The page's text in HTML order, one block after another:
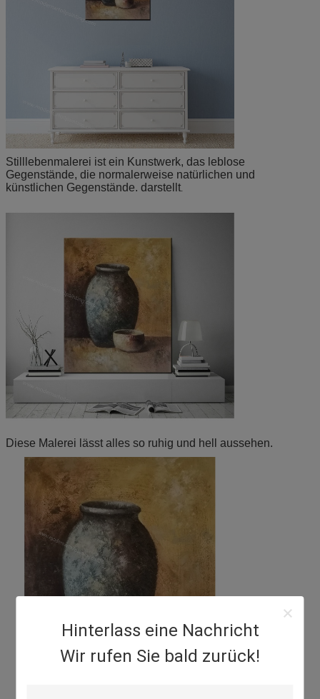
Hinterlass eine Nachricht
Wir rufen Sie bald zurück!
Stilllebenmalerei ist ein Kunstwerk, das leblose
Gegenstände, die normalerweise natürlichen und
künstlichen Gegenstände. darstellt.
Diese Malerei lässt alles so ruhig und hell aussehen.